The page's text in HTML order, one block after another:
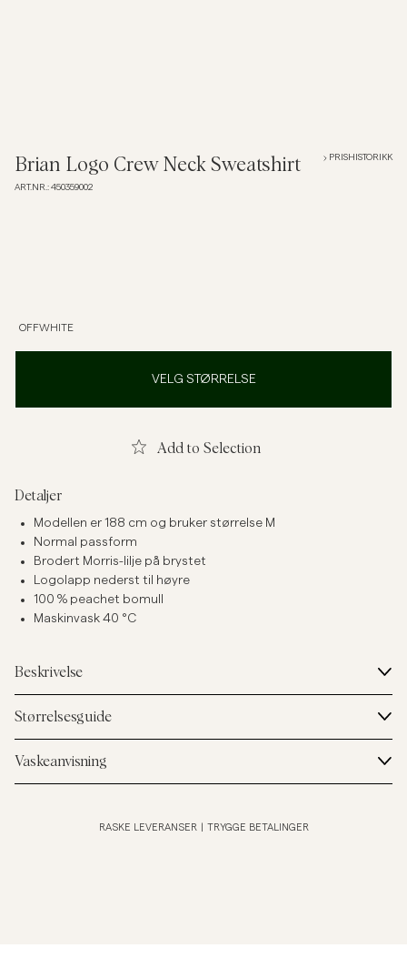
Skjorter
T-skjorter
Undertøy
Brian Logo Crew Neck Sweatshirt
ART.NR.: 450359002
PRISHISTORIKK
OFFWHITE
VELG STØRRELSE
Add to Selection
Detaljer
Modellen er 188 cm og bruker størrelse M
Normal passform
Brodert Morris-lilje på brystet
Logolapp nederst til høyre
100 % peachet bomull
Maskinvask 40 °C
Beskrivelse
Størrelsesguide
Vaskeanvisning
RASKE LEVERANSER TRYGGE BETALINGER